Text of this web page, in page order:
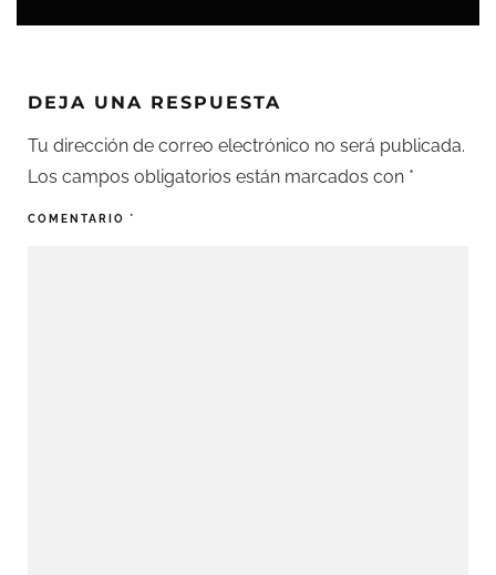
DEJA UNA RESPUESTA
Tu dirección de correo electrónico no será publicada.
Los campos obligatorios están marcados con *
COMENTARIO *